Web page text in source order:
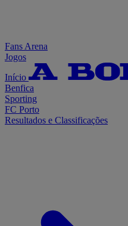
Fans Arena
Jogos
Início
Benfica
Sporting
FC Porto
Resultados e Classificações